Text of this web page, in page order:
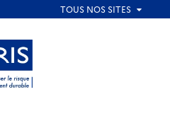
Aller au menu